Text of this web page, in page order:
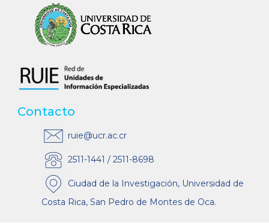
Contacto
ruie@ucr.ac.cr
2511-1441 / 2511-8698
Ciudad de la Investigación, Universidad de
Costa Rica, San Pedro de Montes de Oca.